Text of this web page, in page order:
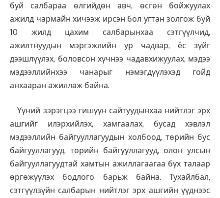
буй салбараа өлгийдөн авч, өсгөн бойжуулах
ажилд чармайн хичээж ирсэн бол угтан золгож буй
10 жилд цахим салбарынхаа сэтгүүлчид,
ажилтнуудын мэргэжлийн ур чадвар, ёс зүйг
дээшлүүлэх, боловсон хүчнээ чадавхижуулах, мэдээ
мэдээллийнхээ чанарыг нэмэгдүүлэхэд гойд
анхааран ажиллаж байна.
Үүний зэрэгцээ гишүүн сайтуудынхаа нийтлэг эрх
ашгийг илэрхийлэх, хамгаалах, бусад хэвлэл
мэдээллийн байгууллагуудын холбоод, төрийн бус
байгууллагууд, төрийн байгууллагууд, олон улсын
байгууллагуудтай хамтын ажиллагаагаа бүх талаар
өргөжүүлэх бодлого барьж байна. Тухайлбал,
сэтгүүлзүйн салбарын нийтлэг эрх ашгийн үүднээс